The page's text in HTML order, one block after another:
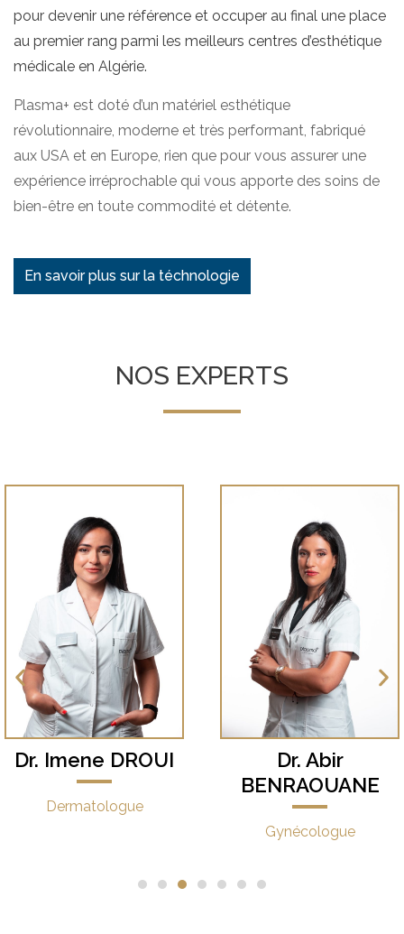
pour devenir une référence et occuper au final une place
au premier rang parmi les meilleurs centres d’esthétique
médicale en Algérie.
Plasma+ est doté d’un matériel esthétique
révolutionnaire, moderne et très performant, fabriqué
aux USA et en Europe, rien que pour vous assurer une
expérience irréprochable qui vous apporte des soins de
bien-être en toute commodité et détente.
En savoir plus sur la téchnologie
NOS EXPERTS
Dr. Abir
BENRAOUANE
Dr. Lamiss
ARROUF
Médecin Laseriste